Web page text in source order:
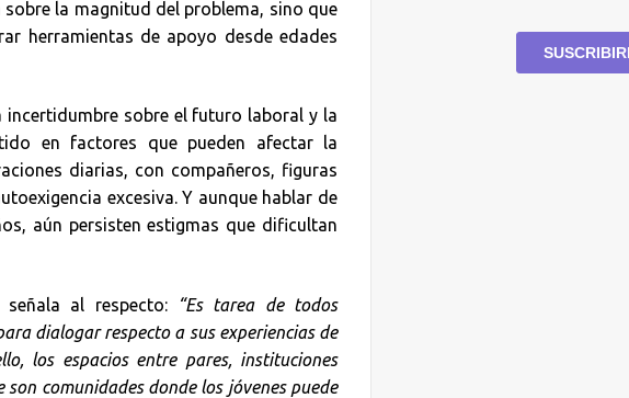
la magnitud del problema, sino que
herramientas de apoyo desde edades
incertidumbre sobre el futuro laboral y la
en factores que pueden afectar la
diarias, con compañeros, figuras
excesiva. Y aunque hablar de
aún persisten estigmas que dificultan
señala al respecto:
“Es tarea de todos
dialogar respecto a sus experiencias de
los espacios entre pares, instituciones
comunidades donde los jóvenes puede